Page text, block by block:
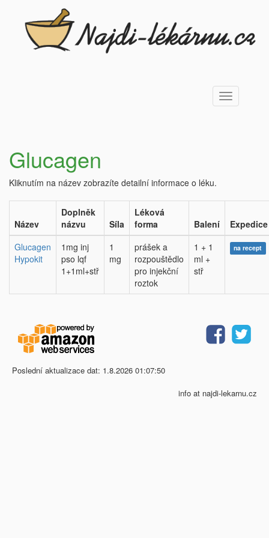
Toggle
navigation
Glucagen
Kliknutím na název zobrazíte detailní informace o léku.
Název
Doplněk
názvu
Síla
Léková
forma
Balení
Expedice
Glucagen
Hypokit
1mg inj
pso lqf
1+1ml+stř
1
mg
prášek a
rozpouštědlo
pro injekční
roztok
1 + 1
ml +
stř
na recept
Poslední aktualizace dat: 1.8.2026 01:07:50
info at najdi-lekarnu.cz